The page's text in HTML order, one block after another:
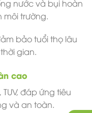
nước và bụi hoàn
môi trường.
bảo tuổi thọ lâu
gian.
cao
đáp ứng tiêu
và an toàn.